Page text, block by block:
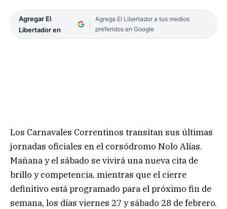
Agregar El
Libertador en
Agrega El Libertador a tus medios
preferidos en Google
Los Carnavales Correntinos transitan sus últimas
jornadas oficiales en el corsódromo Nolo Alías.
Mañana y el sábado se vivirá una nueva cita de
brillo y competencia, mientras que el cierre
definitivo está programado para el próximo fin de
semana, los días viernes 27 y sábado 28 de febrero.